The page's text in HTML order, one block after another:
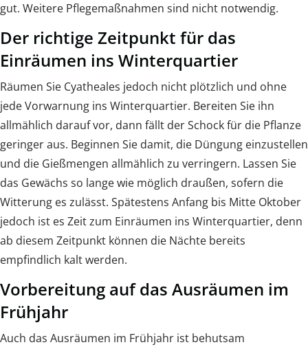
gut. Weitere Pflegemaßnahmen sind nicht notwendig.
Der richtige Zeitpunkt für das
Einräumen ins Winterquartier
Räumen Sie Cyatheales jedoch nicht plötzlich und ohne
jede Vorwarnung ins Winterquartier. Bereiten Sie ihn
allmählich darauf vor, dann fällt der Schock für die Pflanze
geringer aus. Beginnen Sie damit, die Düngung einzustellen
und die Gießmengen allmählich zu verringern. Lassen Sie
das Gewächs so lange wie möglich draußen, sofern die
Witterung es zulässt. Spätestens Anfang bis Mitte Oktober
jedoch ist es Zeit zum Einräumen ins Winterquartier, denn
ab diesem Zeitpunkt können die Nächte bereits
empfindlich kalt werden.
Vorbereitung auf das Ausräumen im
Frühjahr
Auch das Ausräumen im Frühjahr ist behutsam